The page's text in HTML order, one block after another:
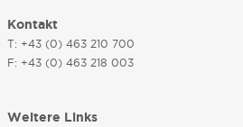
Kontakt
T: +43 (0) 463 210 700
F: +43 (0) 463 218 003
Weitere Links